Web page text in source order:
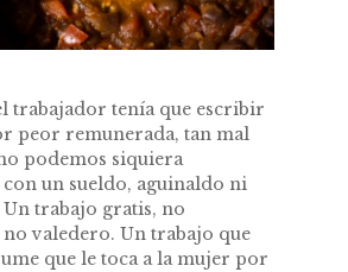
trabajador tenía que escribir
peor remunerada, tan mal
podemos siquiera
un sueldo, aguinaldo ni
trabajo gratis, no
valedero. Un trabajo que
que le toca a la mujer por